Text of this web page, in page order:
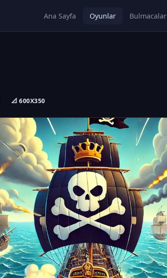
Ana Sayfa Oyunlar Bulmacalar
📐 600X350